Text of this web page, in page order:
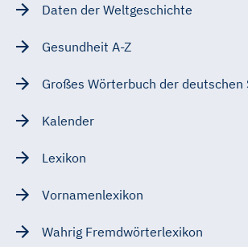
Daten der Weltgeschichte
Gesundheit A-Z
Großes Wörterbuch der deutschen
Kalender
Lexikon
Vornamenlexikon
Wahrig Fremdwörterlexikon